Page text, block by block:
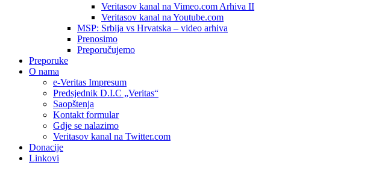
Veritasov kanal na Vimeo.com Arhiva II
Veritasov kanal na Youtube.com
MSP: Srbija vs Hrvatska – video arhiva
Prenosimo
Preporučujemo
Preporuke
O nama
e-Veritas Impresum
Predsjednik D.I.C „Veritas“
Saopštenja
Kontakt formular
Gdje se nalazimo
Veritasov kanal na Twitter.com
Donacije
Linkovi